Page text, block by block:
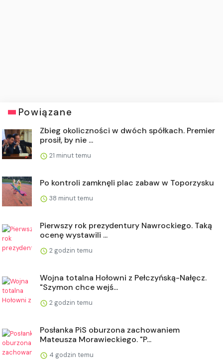
Powiązane
Zbieg okoliczności w dwóch spółkach. Premier
prosił, by nie ...
21 minut temu
Po kontroli zamknęli plac zabaw w Toporzysku
38 minut temu
Pierwszy rok prezydentury Nawrockiego. Taką
ocenę wystawili ...
2 godzin temu
Wojna totalna Hołowni z Pełczyńską-Nałęcz.
"Szymon chce wejś...
2 godzin temu
Posłanka PiS oburzona zachowaniem
Mateusza Morawieckiego. "P...
4 godzin temu